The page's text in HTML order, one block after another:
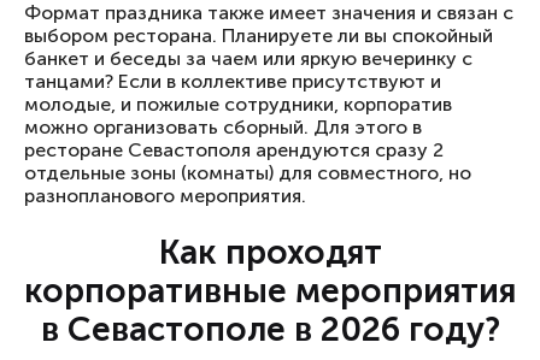
Формат праздника также имеет значения и связан с
выбором ресторана. Планируете ли вы спокойный
банкет и беседы за чаем или яркую вечеринку с
танцами? Если в коллективе присутствуют и
молодые, и пожилые сотрудники, корпоратив
можно организовать сборный. Для этого в
ресторане Севастополя арендуются сразу 2
отдельные зоны (комнаты) для совместного, но
разнопланового мероприятия.
Как проходят
корпоративные мероприятия
в Севастополе в 2026 году?